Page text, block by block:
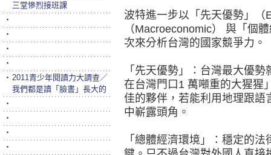
波特進一步以「先天優勢」
（Macroeconomic） 與「個
次來分析台灣的國家競爭力。
「先天優勢」：台灣最大優
在台灣門口1 萬噸重的大猩猩
佳的夥伴，若能利用地理跟
中嶄露頭角。
「總體經濟環境」：穩定的
三堂慘烈接班課
‧
‧
‧
‧
‧ 2011青少年閱讀力大調查／
我們都是讀「臉書」長大的
‧
‧
‧
‧